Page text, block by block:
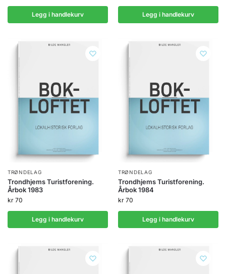
Legg i handlekurv Legg i handlekurv
TRØNDELAG
Trondhjems Turistforening.
Årbok 1983
kr 70
Legg i handlekurv
TRØNDELAG
Trondhjems Turistforening.
Årbok 1984
kr 70
Legg i handlekurv